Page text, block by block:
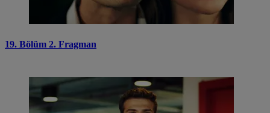
19. Bölüm 2. Fragman